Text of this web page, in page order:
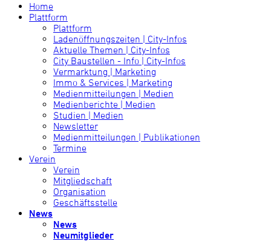
Home
Plattform
Plattform
Ladenöffnungszeiten | City-Infos
Aktuelle Themen | City-Infos
City Baustellen - Info | City-Infos
Vermarktung | Marketing
Immo & Services | Marketing
Medienmitteilungen | Medien
Medienberichte | Medien
Studien | Medien
Newsletter
Medienmitteilungen | Publikationen
Termine
Verein
Verein
Mitgliedschaft
Organisation
Geschäftsstelle
News
News
Neumitglieder